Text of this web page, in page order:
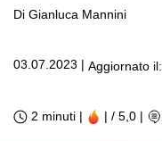
Di Gianluca Mannini
03.07.2023 | Aggiornato il:
2 minuti | | / 5,0 |